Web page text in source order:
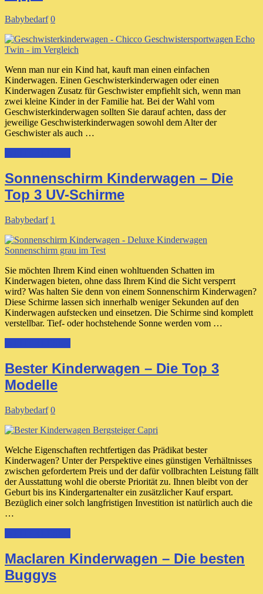
Babybedarf 0
Wenn man nur ein Kind hat, kauft man einen einfachen
Kinderwagen. Einen Geschwisterkinderwagen oder einen
Kinderwagen Zusatz für Geschwister empfiehlt sich, wenn man
zwei kleine Kinder in der Familie hat. Bei der Wahl vom
Geschwisterkinderwagen sollten Sie darauf achten, dass der
jeweilige Geschwisterkinderwagen sowohl dem Alter der
Geschwister als auch …
Sonnenschirm Kinderwagen – Die
Top 3 UV-Schirme
Babybedarf 1
Sie möchten Ihrem Kind einen wohltuenden Schatten im
Kinderwagen bieten, ohne dass Ihrem Kind die Sicht versperrt
wird? Was halten Sie denn von einem Sonnenschirm Kinderwagen?
Diese Schirme lassen sich innerhalb weniger Sekunden auf den
Kinderwagen aufstecken und einsetzen. Die Schirme sind komplett
verstellbar. Tief- oder hochstehende Sonne werden vom …
Bester Kinderwagen – Die Top 3
Modelle
Babybedarf 0
Welche Eigenschaften rechtfertigen das Prädikat bester
Kinderwagen? Unter der Perspektive eines günstigen Verhältnisses
zwischen gefordertem Preis und der dafür vollbrachten Leistung fällt
der Ausstattung wohl die oberste Priorität zu. Ihnen bleibt von der
Geburt bis ins Kindergartenalter ein zusätzlicher Kauf erspart.
Bezüglich einer solch langfristigen Investition ist natürlich auch die
…
Maclaren Kinderwagen – Die besten
Buggys